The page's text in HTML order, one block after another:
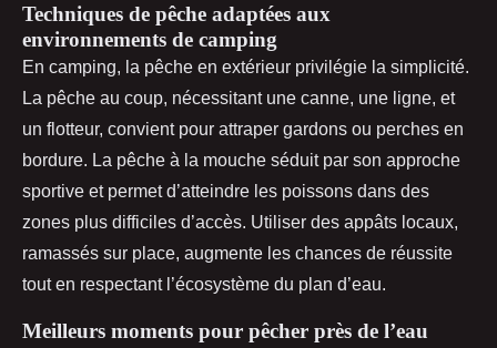
Techniques de pêche adaptées aux
environnements de camping
En camping, la pêche en extérieur privilégie la simplicité.
La pêche au coup, nécessitant une canne, une ligne, et
un flotteur, convient pour attraper gardons ou perches en
bordure. La pêche à la mouche séduit par son approche
sportive et permet d’atteindre les poissons dans des
zones plus difficiles d’accès. Utiliser des appâts locaux,
ramassés sur place, augmente les chances de réussite
tout en respectant l’écosystème du plan d’eau.
Meilleurs moments pour pêcher près de l’eau